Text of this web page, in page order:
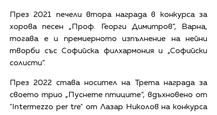
През 2021 печели втора награда в конкурса за
хорова песен „Проф. Георги Димитров“, Варна,
тогава е и премиерното изпълнение на нейни
творби със Софийска филхармония и „Софийски
солисти“.
През 2022 става носител на Трета награда за
своето трио „Пуснете птиците“, вдъхновено от
"Intermezzo per tre" от Лазар Николов на конкурса